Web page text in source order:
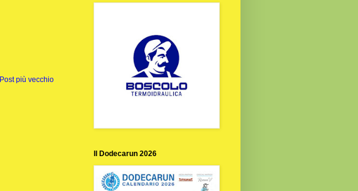
Post più vecchio
Il Dodecarun 2026